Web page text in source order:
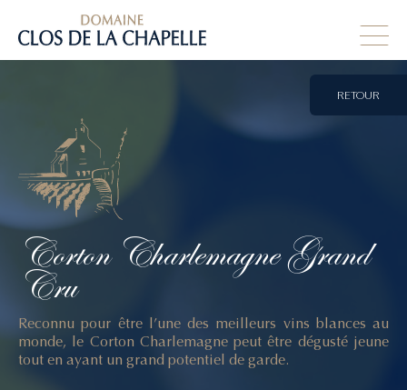
Corton Charlemagne Grand
Cru
Reconnu pour être l’une des meilleurs vins blances au
monde, le Corton Charlemagne peut être dégusté jeune
tout en ayant un grand potentiel de garde.
RETOUR